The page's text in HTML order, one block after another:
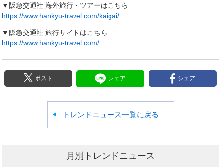
▼阪急交通社 海外旅行・ツアーはこちら
https://www.hankyu-travel.com/kaigai/
▼阪急交通社 旅行サイトはこちら
https://www.hankyu-travel.com/
ポスト シェア
シェア
トレンドニュース一覧に戻る
月別トレンドニュース